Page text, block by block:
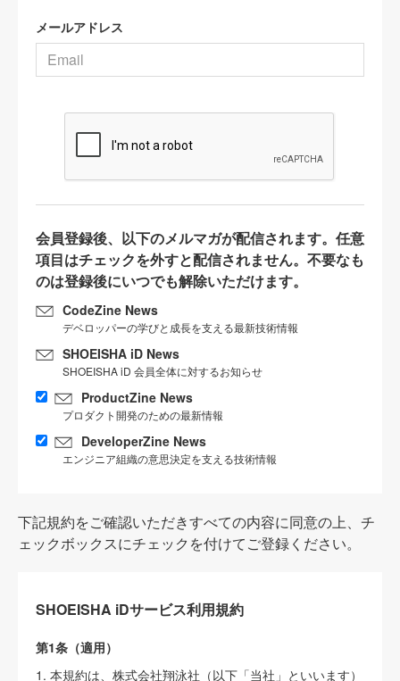
メールアドレス
会員登録後、以下のメルマガが配信されます。任意
項目はチェックを外すと配信されません。不要なも
のは登録後にいつでも解除いただけます。
CodeZine News
デベロッパーの学びと成長を支える最新技術情報
SHOEISHA iD News
SHOEISHA iD 会員全体に対するお知らせ
ProductZine News
プロダクト開発のための最新情報
DeveloperZine News
エンジニア組織の意思決定を支える技術情報
下記規約をご確認いただきすべての内容に同意の上、チ
ェックボックスにチェックを付けてご登録ください。
SHOEISHA iDサービス利用規約
第1条（適用）
1. 本規約は、株式会社翔泳社（以下「当社」といいます）